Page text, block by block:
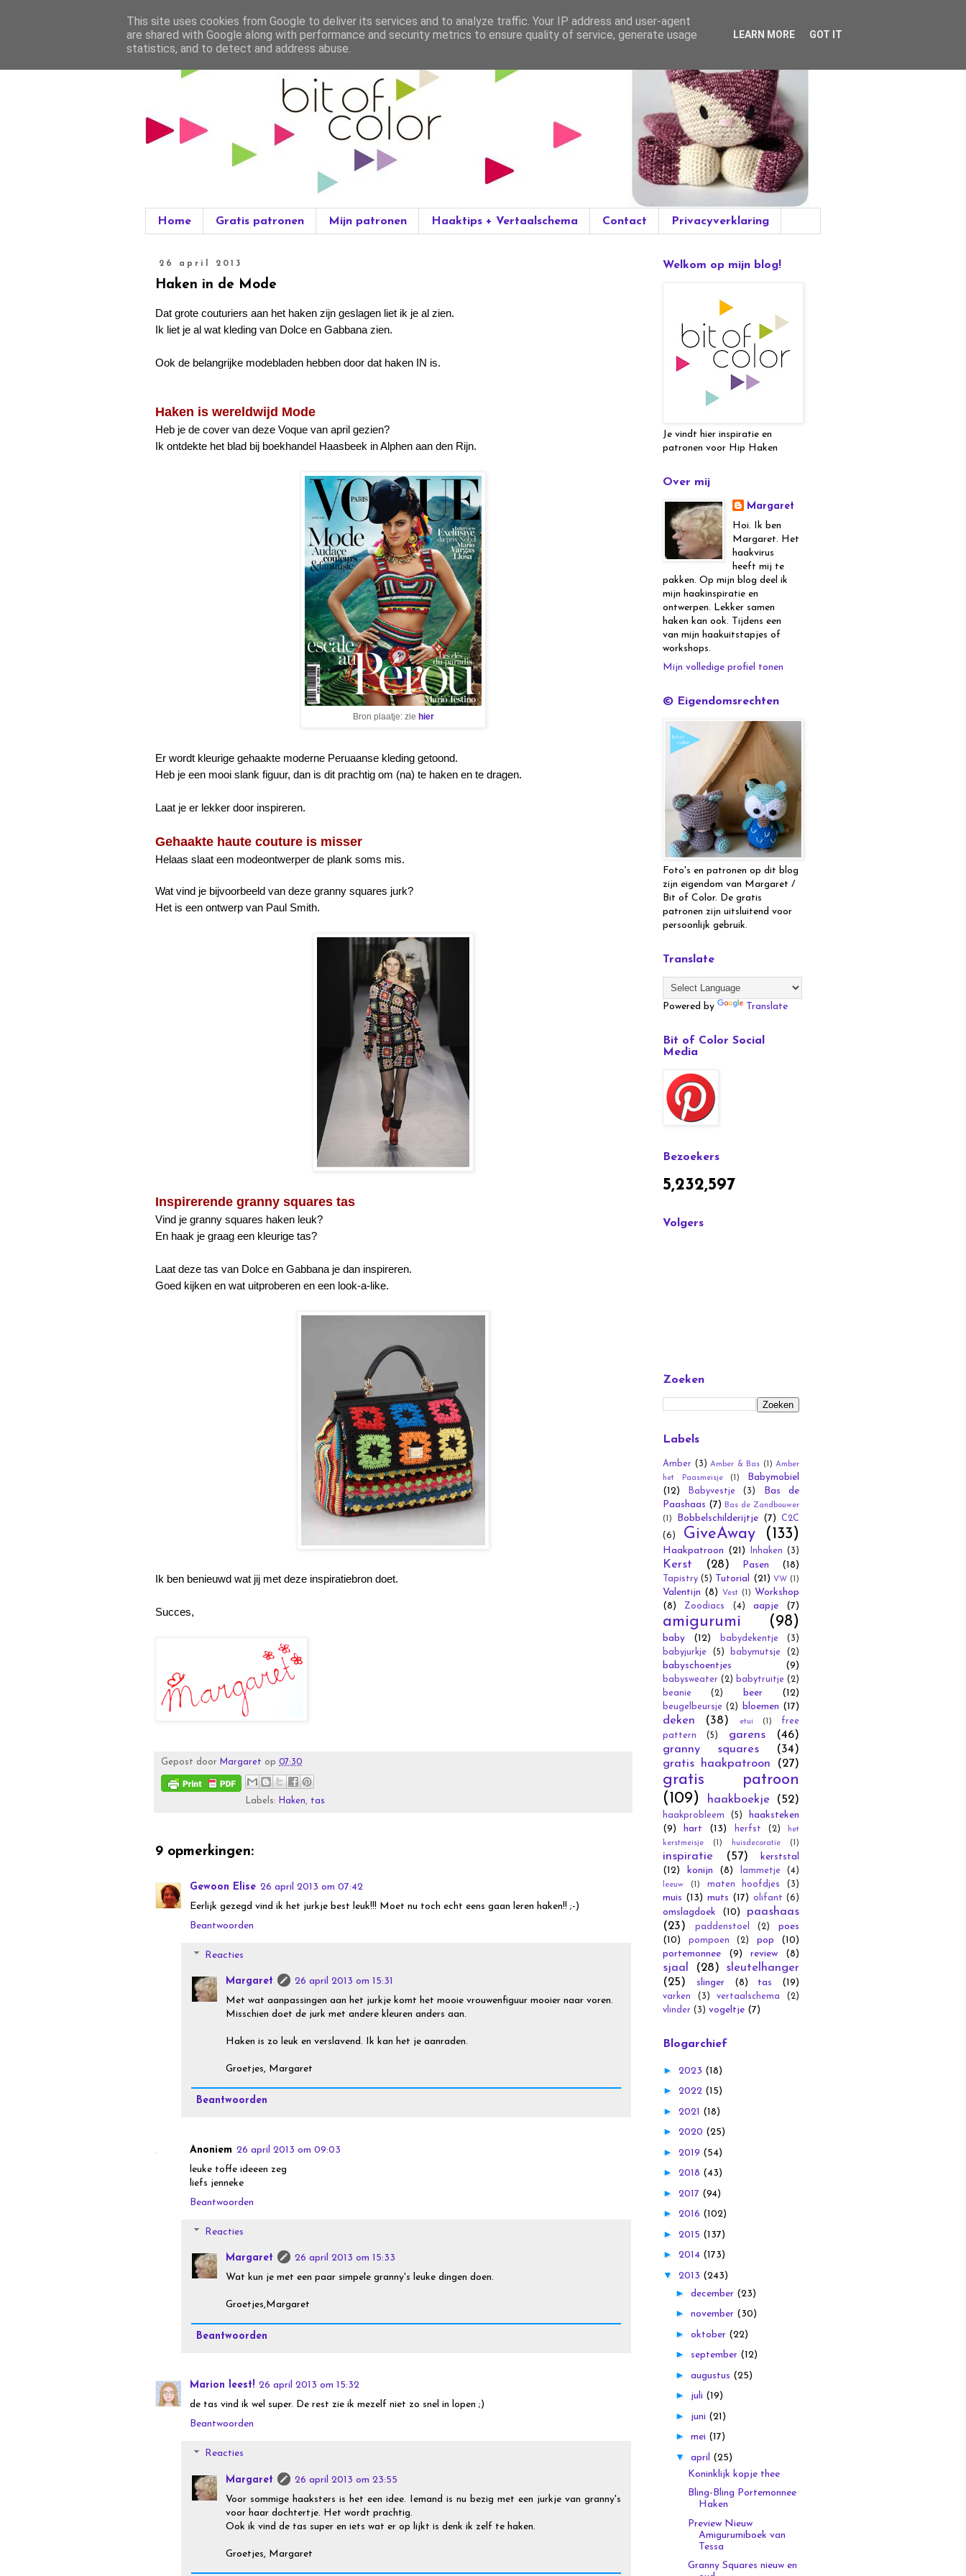
Home Gratis patronen Mijn patronen Haaktips + Vertaalschema Contact Privacyverklaring
26 april 2013
Haken in de Mode
Dat grote couturiers aan het haken zijn geslagen liet ik je al zien.
Ik liet je al wat kleding van Dolce en Gabbana zien.
Ook de belangrijke modebladen hebben door dat haken IN is.
Haken is wereldwijd Mode
Heb je de cover van deze Voque van april gezien?
Ik ontdekte het blad bij boekhandel Haasbeek in Alphen aan den Rijn.
Bron plaatje: zie hier
Er wordt kleurige gehaakte moderne Peruaanse kleding getoond.
Heb je een mooi slank figuur, dan is dit prachtig om (na) te haken en te dragen.
Laat je er lekker door inspireren.
Gehaakte haute couture is misser
Helaas slaat een modeontwerper de plank soms mis.
Wat vind je bijvoorbeeld van deze granny squares jurk?
Het is een ontwerp van Paul Smith.
Inspirerende granny squares tas
Vind je granny squares haken leuk?
En haak je graag een kleurige tas?
Laat deze tas van Dolce en Gabbana je dan inspireren.
Goed kijken en wat uitproberen en een look-a-like.
Ik ben benieuwd wat jij met deze inspiratiebron doet.
Succes,
Gepost door Margaret op 07:30
Labels: Haken, tas
9 opmerkingen:
Gewoon Elise 26 april 2013 om 07:42
Eerlijk gezegd vind ik het jurkje best leuk!!! Moet nu toch echt eens gaan leren haken!! ;-)
Beantwoorden
Reacties
Margaret
26 april 2013 om 15:31
Met wat aanpassingen aan het jurkje komt het mooie vrouwenfiguur mooier naar voren.
Misschien doet de jurk met andere kleuren anders aan.
Haken is zo leuk en verslavend. Ik kan het je aanraden.
Groetjes, Margaret
Beantwoorden
Anoniem 26 april 2013 om 09:03
leuke toffe ideeen zeg
liefs jenneke
Beantwoorden
Reacties
Margaret
26 april 2013 om 15:33
Wat kun je met een paar simpele granny's leuke dingen doen.
Groetjes,Margaret
Beantwoorden
Marion leest! 26 april 2013 om 15:32
de tas vind ik wel super. De rest zie ik mezelf niet zo snel in lopen ;)
Beantwoorden
Reacties
Margaret
26 april 2013 om 23:55
Voor sommige haaksters is het een idee. Iemand is nu bezig met een jurkje van granny's
voor haar dochtertje. Het wordt prachtig.
Ook ik vind de tas super en iets wat er op lijkt is denk ik zelf te haken.
Groetjes, Margaret
Welkom op mijn blog!
Je vindt hier inspiratie en
patronen voor Hip Haken
Over mij
Margaret
Hoi. Ik ben
Margaret. Het
haakvirus
heeft mij te
pakken. Op mijn blog deel ik
mijn haakinspiratie en
ontwerpen. Lekker samen
haken kan ook. Tijdens een
van mijn haakuitstapjes of
workshops.
Mijn volledige profiel tonen
© Eigendomsrechten
Foto's en patronen op dit blog
zijn eigendom van Margaret /
Bit of Color. De gratis
patronen zijn uitsluitend voor
persoonlijk gebruik.
Translate
Powered by Translate
Bit of Color Social
Media
Bezoekers
5,232,597
Volgers
Zoeken
Labels
Amber (3) Amber & Bas (1) Amber
het Paasmeisje
(1)
Babymobiel
(12)
Babyvestje (3)
Bas de
Paashaas (7)
Bas de Zandbouwer
(1)
Bobbelschilderijtje (7)
C2C
(6)
GiveAway (133)
Haakpatroon (21) Inhaken (3)
Kerst (28) Pasen (18)
Tapistry (5) Tutorial (21) VW (1)
Valentijn (8) Vest (1)
Workshop
(8)
Zoodiacs (4) aapje (7)
amigurumi (98)
baby (12) babydekentje
(3)
babyjurkje
(5) babymutsje (2)
babyschoentjes (9)
babysweater (2) babytruitje (2)
beanie
(2) beer (12)
beugelbeursje (2) bloemen (17)
deken (38) etui (1)
free
pattern
(5) garens
(46)
granny squares
(34)
gratis haakpatroon
(27)
gratis patroon
(109)
haakboekje (52)
haakprobleem (5)
haaksteken
(9)
hart (13) herfst (2)
het
kerstmeisje
(1) huisdecoratie (1)
inspiratie (57)
kerststal
(12)
konijn (8) lammetje (4)
leeuw (1) maten hoofdjes (3)
muis (13) muts (17) olifant (6)
omslagdoek (10)
paashaas
(23)
paddenstoel (2)
poes
(10)
pompoen (2) pop
(10)
portemonnee
(9) review (8)
sjaal (28)
sleutelhanger
(25)
slinger (8) tas (19)
varken (3) vertaalschema
(2)
vlinder (3) vogeltje (7)
Blogarchief
► 2023 (18)
► 2022 (15)
► 2021 (18)
► 2020 (25)
► 2019 (54)
► 2018 (43)
► 2017 (94)
► 2016 (102)
► 2015 (137)
► 2014 (173)
▼ 2013 (243)
► december (23)
► november (30)
► oktober (22)
► september (12)
► augustus (25)
► juli (19)
► juni (21)
► mei (17)
▼ april (25)
Koninklijk kopje thee
Bling-Bling Portemonnee
Haken
Preview Nieuw
Amigurumiboek van
Tessa
Granny Squares nieuw en
This site uses cookies from Google to deliver its services and to analyze traffic. Your IP address and user-agent
are shared with Google along with performance and security metrics to ensure quality of service, generate usage
statistics, and to detect and address abuse.
LEARN MORE GOT IT